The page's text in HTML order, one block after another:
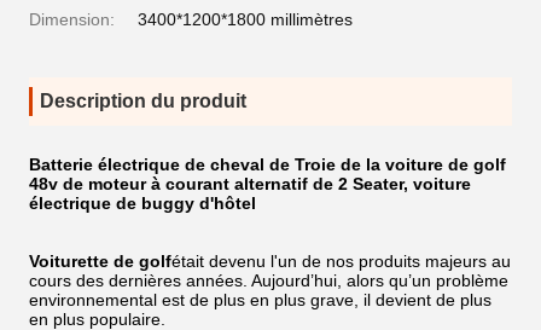
Dimension: 3400*1200*1800 millimètres
Description du produit
Batterie électrique de cheval de Troie de la voiture de golf
48v de moteur à courant alternatif de 2 Seater, voiture
électrique de buggy d'hôtel
Voiturette de golfétait devenu l'un de nos produits majeurs au
cours des dernières années. Aujourd’hui, alors qu’un problème
environnemental est de plus en plus grave, il devient de plus
en plus populaire.